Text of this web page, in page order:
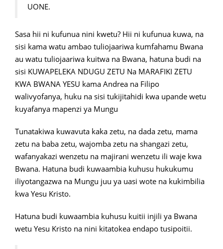
UONE.
Sasa hii ni kufunua nini kwetu? Hii ni kufunua kuwa, na
sisi kama watu ambao tuliojaariwa kumfahamu Bwana
au watu tuliojaariwa kuitwa na Bwana, hatuna budi na
sisi KUWAPELEKA NDUGU ZETU Na MARAFIKI ZETU
KWA BWANA YESU kama Andrea na Filipo
walivyofanya, huku na sisi tukijitahidi kwa upande wetu
kuyafanya mapenzi ya Mungu
Tunatakiwa kuwavuta kaka zetu, na dada zetu, mama
zetu na baba zetu, wajomba zetu na shangazi zetu,
wafanyakazi wenzetu na majirani wenzetu ili waje kwa
Bwana. Hatuna budi kuwaambia kuhusu hukukumu
iliyotangazwa na Mungu juu ya uasi wote na kukimbilia
kwa Yesu Kristo.
Hatuna budi kuwaambia kuhusu kuitii injili ya Bwana
wetu Yesu Kristo na nini kitatokea endapo tusipoitii.